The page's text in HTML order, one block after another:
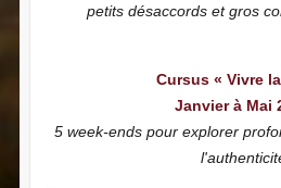
petits désaccords et gros
Cursus « Vivre
Janvier à Mai
5 week-ends pour explorer